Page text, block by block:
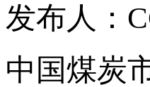
发布人：
中国煤炭